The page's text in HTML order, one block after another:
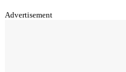
Advertisement